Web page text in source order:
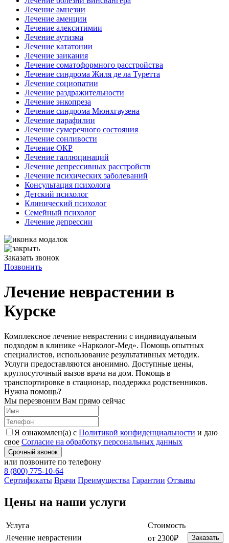
Лечение амнезии
Лечение аменции
Лечение алекситимии
Лечение аутизма
Лечение кататонии
Лечение заикания
Лечение соматоформного расстройства
Лечение синдрома Жиля де ла Туретта
Лечение социопатии
Лечение раздражительности
Лечение энкопреза
Лечение синдрома Мюнхгаузена
Лечение парафилии
Лечение сумеречного состояния
Лечение сонливости
Лечение ОКР
Лечение галлюцинаций
Лечение депрессивных расстройств
Лечение психических заболеваний
Консультация психолога
Детский психолог
Клинический психолог
Семейный психолог
Лечение депрессии
Заказать звонок
Позвонить
Лечение неврастении в
Курске
Комплексное лечение неврастении с индивидуальным
подходом в клинике «Нарколог-Мед». Помощь опытных
специалистов, использование результативных методик.
Услуги предоставляются анонимно. Доступные цены,
круглосуточный вызов врача на дом. Помощь в
транспортировке в стационар, поддержка родственников.
Нужна помощь?
Мы перезвоним Вам прямо сейчас
Я ознакомлен(а) с Политикой конфиденциальности и даю
свое Согласие на обработку персональных данных
Срочный звонок
или позвоните по телефону
8 (800) 775-10-64
Cертификаты Врачи Преимущества Гарантии Отзывы
Цены на наши услуги
Услуга
Стоимость
Лечение неврастении
от 2300₽ Заказать